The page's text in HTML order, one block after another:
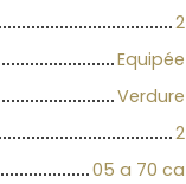
2
Equipée
Verdure
2
05 a 70 ca